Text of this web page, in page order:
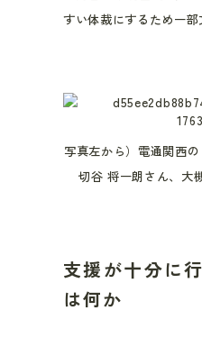
すい体裁にするため一部
写真左から）電通関西
切谷 将一朗さん、大
支援が十分に
は何か